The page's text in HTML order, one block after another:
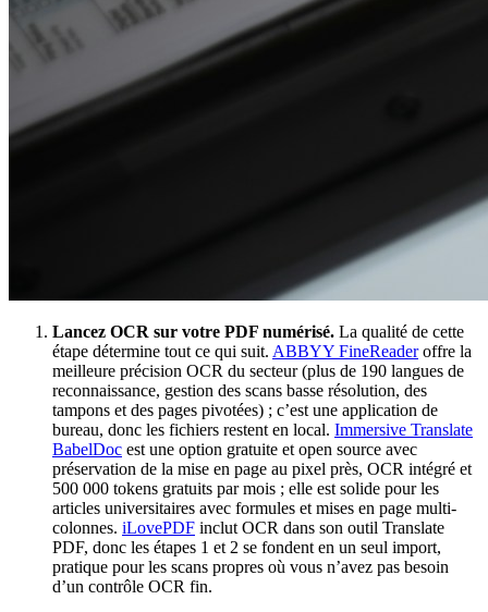
Lancez OCR sur votre PDF numérisé. La qualité de cette
étape détermine tout ce qui suit. ABBYY FineReaderoffre la
meilleure précision OCR du secteur (plus de 190 langues de
reconnaissance, gestion des scans basse résolution, des
tampons et des pages pivotées) ; c’est une application de
bureau, donc les fichiers restent en local. Immersive Translate
BabelDoc est une option gratuite et open source avec
préservation de la mise en page au pixel près, OCR intégré et
500 000 tokens gratuits par mois ; elle est solide pour les
articles universitaires avec formules et mises en page multi-
colonnes. iLovePDF inclut OCR dans son outil Translate
PDF, donc les étapes 1 et 2 se fondent en un seul import,
pratique pour les scans propres où vous n’avez pas besoin
d’un contrôle OCR fin.